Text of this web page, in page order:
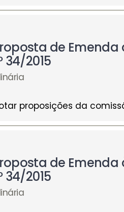
de Emenda
2015
proposições da
de Emenda
2015